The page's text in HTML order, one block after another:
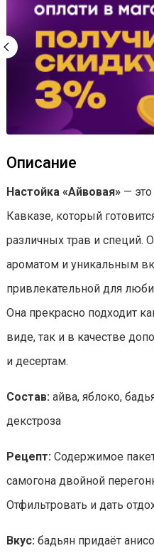
Описание
Настойка «Айвовая» —
Кавказе, который
различных трав и
ароматом и уникальным
привлекательной для
Она прекрасно подходит
виде, так и в качестве
и десертам.
Состав: айва, яблоко,
декстроза
Рецепт: Содержимое
самогона двойной
Отфильтровать и дать
Вкус: бадьян придаёт